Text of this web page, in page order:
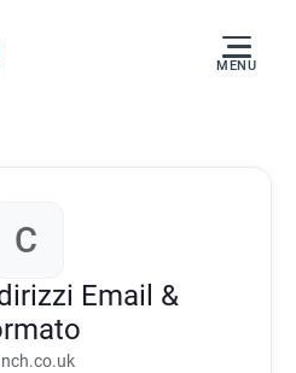
MENU
C
Email &